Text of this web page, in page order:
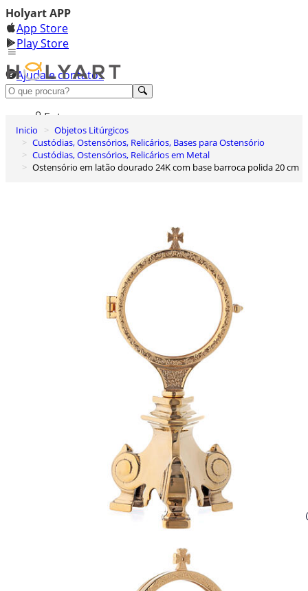
Holyart APP
App Store
Play Store
Ajuda e contatos
Conheça premium
Entrar
Lista de Desejos
0
Carrinho de Compras
Inicio
Objetos Litúrgicos
Custódias, Ostensórios, Relicários, Bases para Ostensório
Custódias, Ostensórios, Relicários em Metal
Ostensório em latão dourado 24K com base barroca polida 20 cm